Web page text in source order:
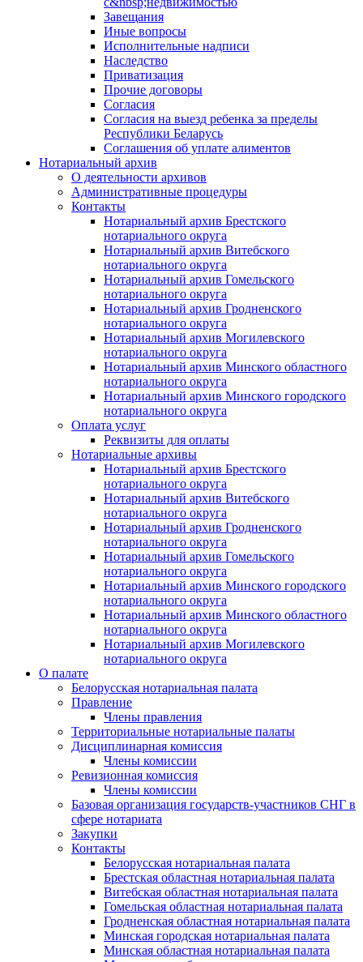
Завещания
Иные вопросы
Исполнительные надписи
Наследство
Приватизация
Прочие договоры
Согласия
Согласия на выезд ребенка за пределы
Республики Беларусь
Соглашения об уплате алиментов
Нотариальный архив
О деятельности архивов
Административные процедуры
Контакты
Нотариальный архив Брестского
нотариального округа
Нотариальный архив Витебского
нотариального округа
Нотариальный архив Гомельского
нотариального округа
Нотариальный архив Гродненского
нотариального округа
Нотариальный архив Могилевского
нотариального округа
Нотариальный архив Минского областного
нотариального округа
Нотариальный архив Минского городского
нотариального округа
Оплата услуг
Реквизиты для оплаты
Нотариальные архивы
Нотариальный архив Брестского
нотариального округа
Нотариальный архив Витебского
нотариального округа
Нотариальный архив Гродненского
нотариального округа
Нотариальный архив Гомельского
нотариального округа
Нотариальный архив Минского городского
нотариального округа
Нотариальный архив Минского областного
нотариального округа
Нотариальный архив Могилевского
нотариального округа
О палате
Белорусская нотариальная палата
Правление
Члены правления
Территориальные нотариальные палаты
Дисциплинарная комиссия
Члены комиссии
Ревизионная комиссия
Члены комиссии
Базовая организация государств-участников СНГ в
сфере нотариата
Закупки
Контакты
Белорусская нотариальная палата
Брестская областная нотариальная палата
Витебская областная нотариальная палата
Гомельская областная нотариальная палата
Гродненская областная нотариальная палата
Минская городская нотариальная палата
Минская областная нотариальная палата